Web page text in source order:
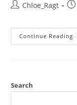
Chloe_Ragt
Continue Reading
Search